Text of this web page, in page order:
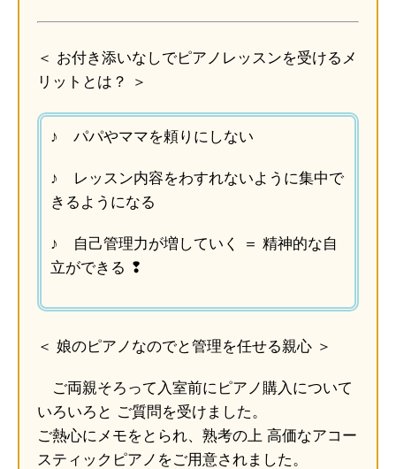
＜ お付き添いなしでピアノレッスンを受けるメ
リットとは？ ＞
♪ パパやママを頼りにしない
♪ レッスン内容をわすれないように集中で
きるようになる
♪ 自己管理力が増していく ＝ 精神的な自
立ができる ❢
＜ 娘のピアノなのでと管理を任せる親心 ＞
ご両親そろって入室前にピアノ購入について
いろいろと ご質問を受けました。
ご熱心にメモをとられ、熟考の上 高価なアコー
スティックピアノをご用意されました。